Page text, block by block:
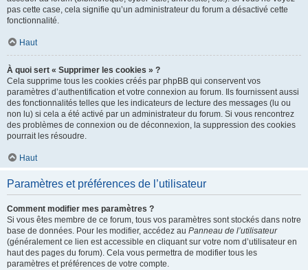
pas cette case, cela signifie qu’un administrateur du forum a désactivé cette
fonctionnalité.
Haut
À quoi sert « Supprimer les cookies » ?
Cela supprime tous les cookies créés par phpBB qui conservent vos
paramètres d’authentification et votre connexion au forum. Ils fournissent aussi
des fonctionnalités telles que les indicateurs de lecture des messages (lu ou
non lu) si cela a été activé par un administrateur du forum. Si vous rencontrez
des problèmes de connexion ou de déconnexion, la suppression des cookies
pourrait les résoudre.
Haut
Paramètres et préférences de l’utilisateur
Comment modifier mes paramètres ?
Si vous êtes membre de ce forum, tous vos paramètres sont stockés dans notre
base de données. Pour les modifier, accédez au Panneau de l’utilisateur
(généralement ce lien est accessible en cliquant sur votre nom d’utilisateur en
haut des pages du forum). Cela vous permettra de modifier tous les
paramètres et préférences de votre compte.